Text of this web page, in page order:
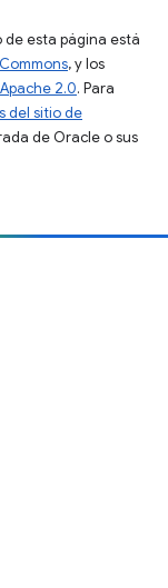
esta página está
, y los
2.0. Para
del sitio de
de Oracle o sus